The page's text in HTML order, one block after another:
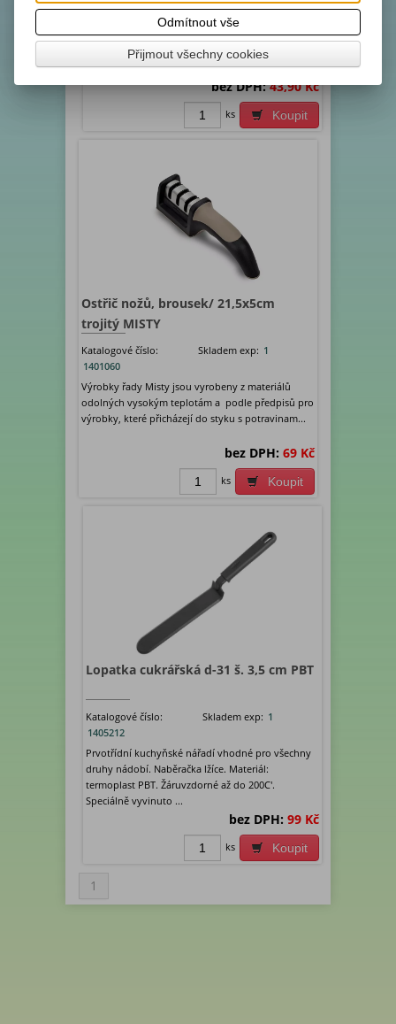
Výrobky řady Misty jsou vyrobeny z materiálů
odolných vysokým teplotám a podle předpisů pro
výrobky, které přicházejí do styku s potravinam...
bez DPH: 43,90 Kč
Koupit
ks
Ostřič nožů, brousek/ 21,5x5cm
trojitý MISTY
Katalogové číslo:
1401060
Skladem exp: 1
Výrobky řady Misty jsou vyrobeny z materiálů
odolných vysokým teplotám a podle předpisů pro
výrobky, které přicházejí do styku s potravinam...
bez DPH: 69 Kč
Koupit
ks
Lopatka cukrářská d-31 š. 3,5 cm PBT
Katalogové číslo:
1405212
Skladem exp: 1
Prvotřídní kuchyňské nářadí vhodné pro všechny
druhy nádobí. Naběračka lžíce. Materiál:
termoplast PBT. Žáruvzdorné až do 200C'.
Speciálně vyvinuto ...
bez DPH: 99 Kč
Koupit
ks
1
Odmítnout vše
Přijmout všechny cookies